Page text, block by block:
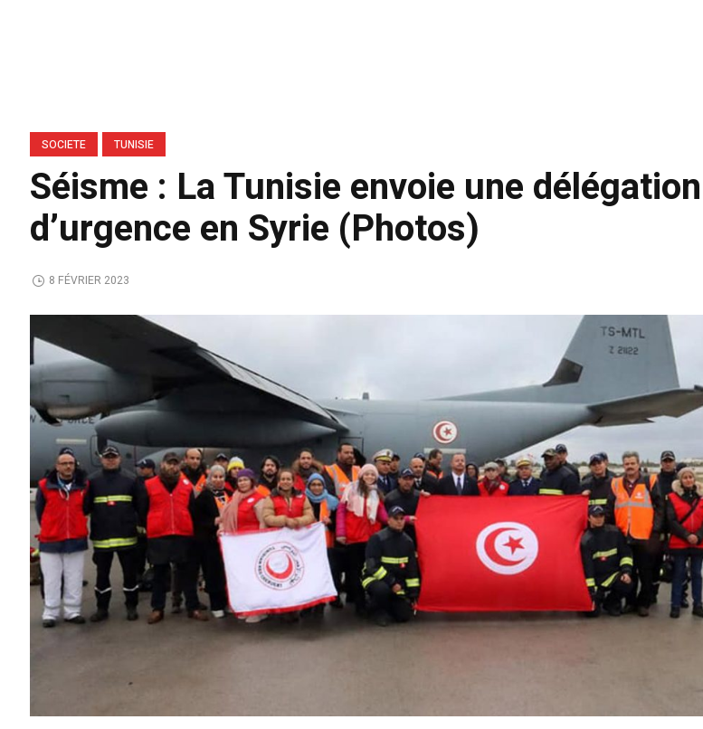
SOCIETE TUNISIE
Séisme : La Tunisie envoie une
d’urgence en Syrie (Photos)
8 FÉVRIER 2023